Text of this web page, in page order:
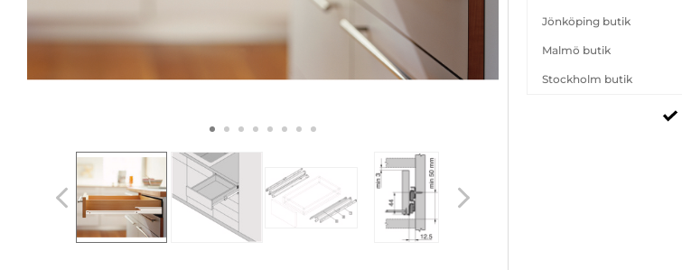
Jönköping butik
Malmö butik
Stockholm butik